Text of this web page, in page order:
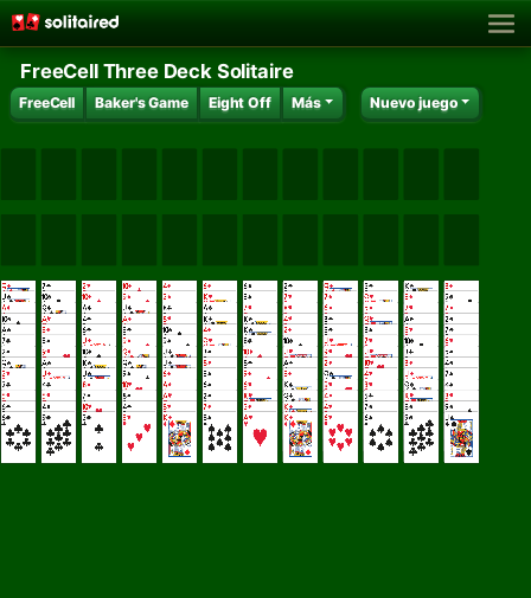
FreeCell Three Deck Solitaire
FreeCell Baker's Game Eight Off Más Nuevo juego